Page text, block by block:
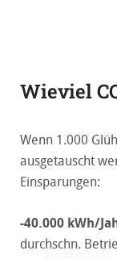
Wieviel
Wenn 1.000
ausgetauscht
Einsparungen:
-40.000 kWh/
durchschn.